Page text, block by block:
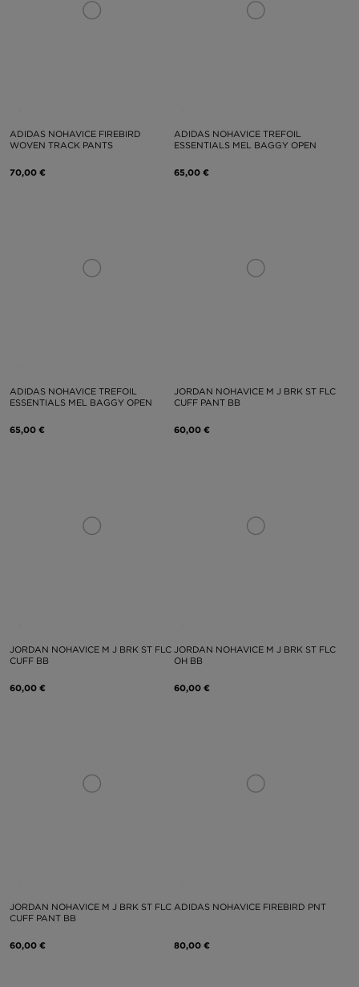
ADIDAS NOHAVICE FIREBIRD
WOVEN TRACK PANTS
70,00 €
ADIDAS NOHAVICE TREFOIL
ESSENTIALS MEL BAGGY OPEN
65,00 €
ADIDAS NOHAVICE TREFOIL
ESSENTIALS MEL BAGGY OPEN
65,00 €
JORDAN NOHAVICE M J BRK ST FLC
CUFF PANT BB
60,00 €
JORDAN NOHAVICE M J BRK ST FLC
CUFF BB
60,00 €
JORDAN NOHAVICE M J BRK ST FLC
OH BB
60,00 €
JORDAN NOHAVICE M J BRK ST FLC
CUFF PANT BB
60,00 €
ADIDAS NOHAVICE FIREBIRD PNT
80,00 €